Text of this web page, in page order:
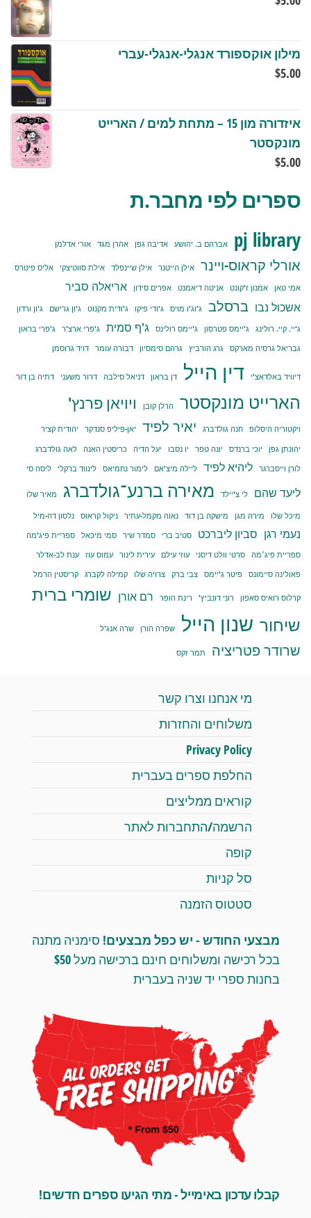
מילון אוקספורד אנגלי-אנגלי-עברי
$5.00
איזדורה מון 15 – מתחת למים / הארייט
מונקסטר
$5.00
ספרים לפי מחבר.ת
pj library אברהם ב. יהושע אדיבה גפן אהרן מגד אורי אדלמן
אורלי קראוס-ויינר אילן הייטנר אילן שיינפלד אילת סווטיצקי אליס פיטרס
אמי טאן אמנון ז'קונט אניטה דיאמנט אפרים סידון
אריאלה סביר
אשכול נבו ברסלב ג'וג'ו מויס ג'ודי פיקו ג'ודית מקנוט ג'ון גרישם ג'ון ורדון
ג'יי. קיי. רולינג ג'יימס פטרסון ג'יימס רולינס ג'ף סמית ג'פרי ארצ'ר
ג'פרי בראון
גבריאל גרסיה מארקס
גרג הורביץ גרהם סימסיון דבורה עומר דויד גרוסמן
דיוויד באלדאצ'י דין הייל דן בראון דניאל סילבה דרור משעני דתיה בן דור
הארייט מונקסטר הרלן קובן ויויאן פרנץ'
ויקטוריה היסלופ חנה גולדברג יאיר לפיד יאן-פיליפ סנדקר יהודית קציר
יהונתן גפן יוכי ברנדס יונה טפר יו נסבו יעל הדיה כריסטין האנה
לאה גולדברג
לורן וייסברגר
ליהיא לפיד ליילה מיצ'אם לימור נחמיאס לינווד ברקלי ליסה סי
ליעד שהם לי צ'יילד מאירה ברנע־גולדברג מאיר שלו
מיכל שלו מירה מגן מישקה בן דוד נאוה מקמל-עתיר ניקול קראוס נלסון דה-מיל
נעמי רגן סביון ליברכט סטיב ברי סמדר שיר סמי מיכאל
ספריית פיג'מה
ספריית פיג׳מה
סרטי וולט דיסני עוזי עילם עירית לינור עמוס עוז
ענת לב-אדלר
פאולינה סיימונס
פיטר ג'יימס צבי ברק צרויה שלו קמילה לקברג קריסטין הרמל
קרלוס רואיס סאפון רוני דונביץ' רינת הופר רם אורן שומרי ברית
שיחור שנון הייל שפרה הורן שרה אנג'ל
שרודר פטריציה תמר זקס
מי אנחנו וצרו קשר
משלוחים והחזרות
Privacy Policy
החלפת ספרים בעברית
קוראים ממליצים
הרשמה/התחברות לאתר
קופה
סל קניות
סטטוס הזמנה
מבצעי החודש - יש כפל מבצעים! סימניה מתנה
בכל רכישה ומשלוחים חינם ברכישה מעל $50
בחנות ספרי יד שניה בעברית
קבלו עדכון באימייל - מתי הגיעו ספרים חדשים!